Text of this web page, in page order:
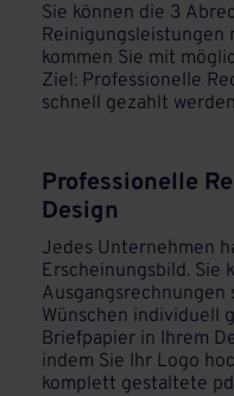
Sie können die 3
Reinigungsleistungen
kommen Sie mit
Ziel: Professionelle
schnell gezahlt
Professionelle
Design
Jedes Unternehmen
Erscheinungsbild. Sie
Ausgangsrechnungen
Wünschen individuell
Briefpapier in Ihrem
indem Sie Ihr Logo
komplett gestaltete